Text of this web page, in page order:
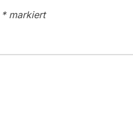
*markiert